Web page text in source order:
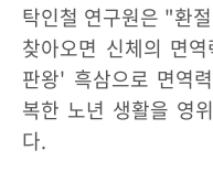
탁인철 연구원은 "환
찾아오면 신체의 면
판왕' 흑삼으로 면역
복한 노년 생활을 영
다.